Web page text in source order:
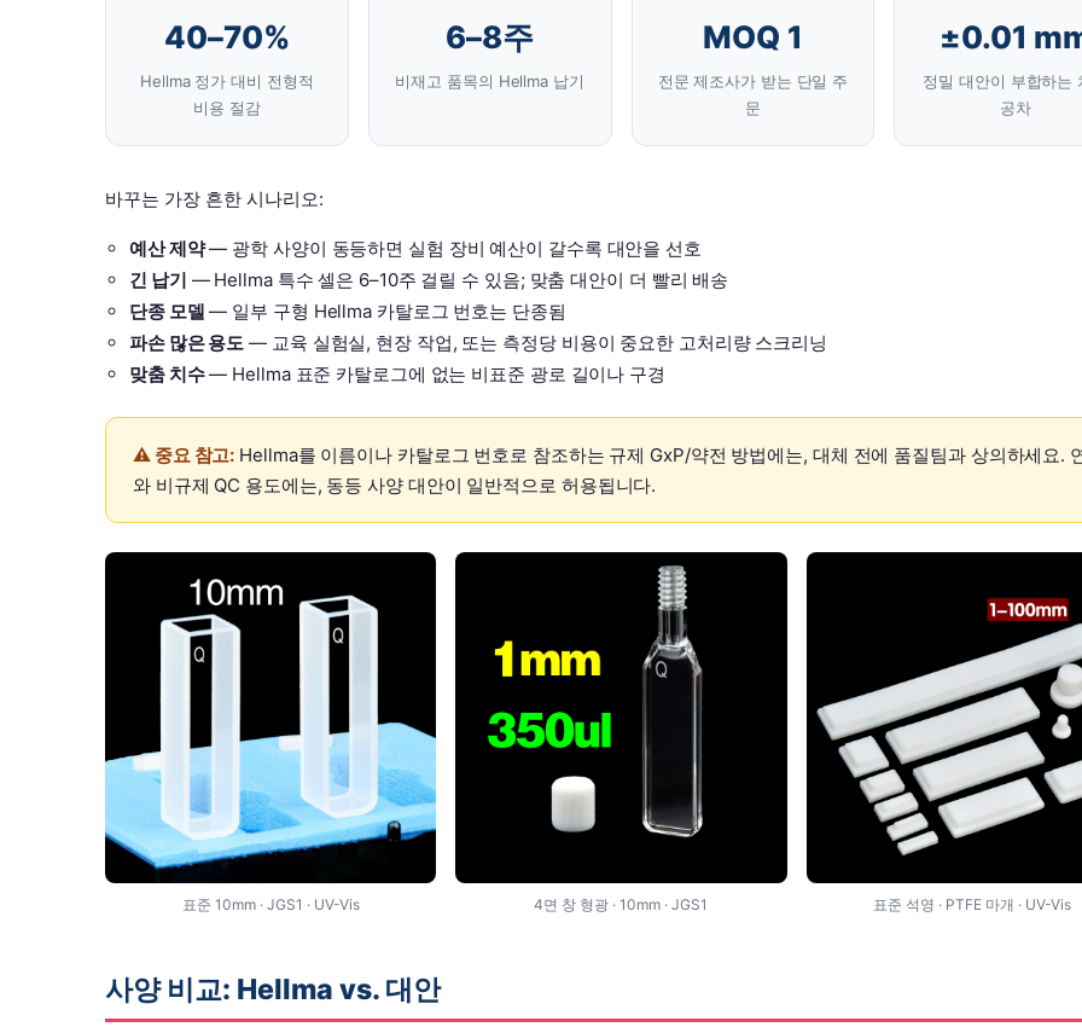
40–70%
Hellma 정가 대비 전형적
비용 절감
6–8주
비재고 품목의 Hellma 납기
MOQ 1
전문 제조사가 받는 단일 주
문
±0.01
정밀 대안이 부합하는
공차
바꾸는 가장 흔한 시나리오:
예산 제약— 광학 사양이 동등하면 실험 장비 예산이 갈수록 대안을 선호
긴 납기 — Hellma 특수 셀은 6–10주 걸릴 수 있음; 맞춤 대안이 더 빨리 배송
단종 모델 — 일부 구형 Hellma 카탈로그 번호는 단종됨
파손 많은 용도 — 교육 실험실, 현장 작업, 또는 측정당 비용이 중요한 고처리량 스크리닝
맞춤 치수— Hellma 표준 카탈로그에 없는 비표준 광로 길이나 구경
⚠️ 중요 참고: Hellma를 이름이나 카탈로그 번호로 참조하는 규제 GxP/약전 방법에는, 대체 전에 품질팀과 상의하세요.
와 비규제 QC 용도에는, 동등 사양 대안이 일반적으로 허용됩니다.
표준 10mm · JGS1 · UV-Vis 4면 창 형광 · 10mm · JGS1 표준 석영 · PTFE 마개 · UV-Vis
사양 비교: Hellma vs. 대안